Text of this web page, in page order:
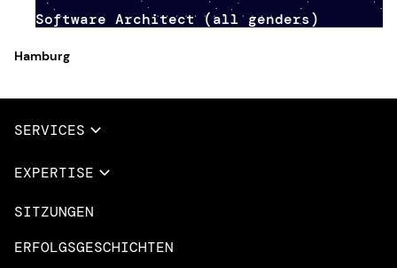
Software Architect (all genders)
Hamburg
SERVICES
Vollständige Dienstleistungen
EXPERTISE
Übersicht
Microsoft Azure
SITZUNGEN
ERFOLGSGESCHICHTEN